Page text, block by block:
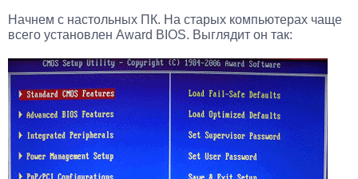
Начнем с настольных ПК. На старых компьютерах чаще
всего установлен Award BIOS. Выглядит он так: